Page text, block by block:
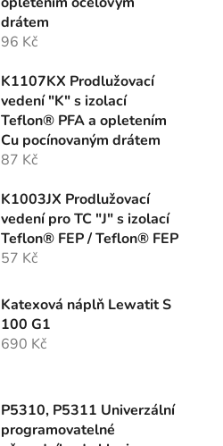
drátem
96 Kč
K1107KX Prodlužovací
vedení "K" s izolací
Teflon® PFA a opletením
Cu pocínovaným drátem
87 Kč
K1003JX Prodlužovací
vedení pro TC "J" s izolací
Teflon® FEP / Teflon® FEP
57 Kč
Katexová náplň Lewatit S
100 G1
690 Kč
P5310, P5311 Univerzální
programovatelné